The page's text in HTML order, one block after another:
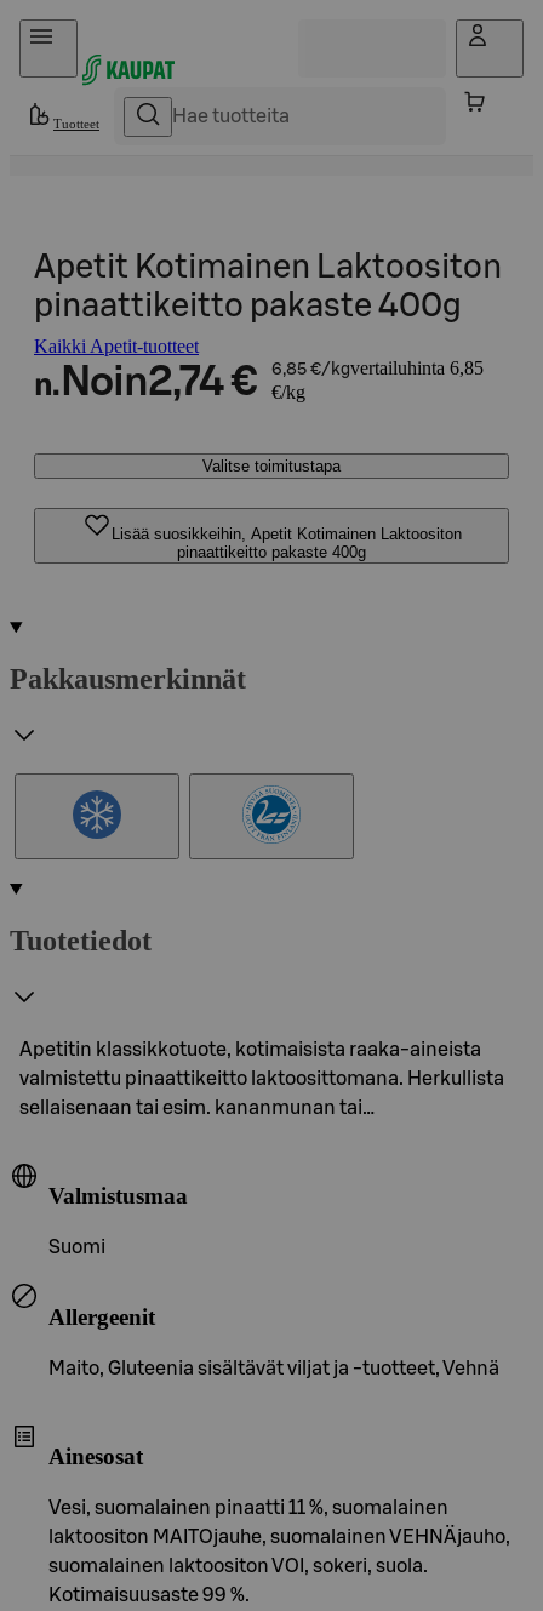
Hyppää sisältöön
Tuotteet
Apetit Kotimainen Laktoositon
pinaattikeitto pakaste 400g
Kaikki Apetit-tuotteet
n. Noin2,74 € 6,85 €/kgvertailuhinta 6,85
€/kg
Valitse toimitustapa
Lisää suosikkeihin, Apetit Kotimainen Laktoositon
pinaattikeitto pakaste 400g
Pakkausmerkinnät
Tuotetiedot
Apetitin klassikkotuote, kotimaisista raaka-aineista
valmistettu pinaattikeitto laktoosittomana. Herkullista
sellaisenaan tai esim. kananmunan tai…
Valmistusmaa
Suomi
Allergeenit
Maito, Gluteenia sisältävät viljat ja -tuotteet, Vehnä
Ainesosat
Vesi, suomalainen pinaatti 11 %, suomalainen
laktoositon MAITOjauhe, suomalainen VEHNÄjauho,
suomalainen laktoositon VOI, sokeri, suola.
Kotimaisuusaste 99 %.